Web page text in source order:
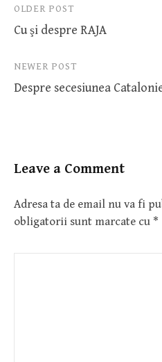
Post
navigation
OLDER POST
Cu şi despre RAJA
NEWER POST
Despre secesiunea
Leave a Comment
Adresa ta de email nu va fi
obligatorii sunt marcate cu *